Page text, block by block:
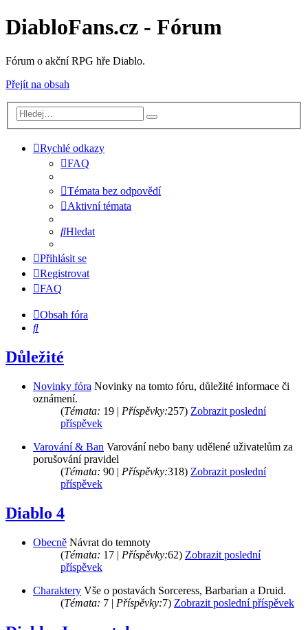
DiabloFans.cz - Fórum
Fórum o akční RPG hře Diablo.
Přejít na obsah
Rychlé odkazy
FAQ
Témata bez odpovědí
Aktivní témata
Hledat
Přihlásit se
Registrovat
FAQ
Obsah fóra
Hledat
Důležité
Novinky fóra Novinky na tomto fóru, důležité informace či
oznámení.
(Témata: 19 | Příspěvky:257) Zobrazit poslední
příspěvek
Varování & Ban Varování nebo bany udělené uživatelům za
porušování pravidel
(Témata: 90 | Příspěvky:318) Zobrazit poslední
příspěvek
Diablo 4
Obecně Návrat do temnoty
(Témata: 17 | Příspěvky:62) Zobrazit poslední
příspěvek
Charaktery Vše o postavách Sorceress, Barbarian a Druid.
(Témata: 7 | Příspěvky:7) Zobrazit poslední příspěvek